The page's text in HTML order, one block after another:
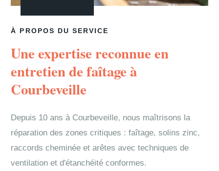
À PROPOS DU SERVICE
Une expertise reconnue en
entretien de faîtage à
Courbeveille
Depuis 10 ans à Courbeveille, nous maîtrisons la
réparation des zones critiques : faîtage, solins zinc,
raccords cheminée et arêtes avec techniques de
ventilation et d'étanchéité conformes.